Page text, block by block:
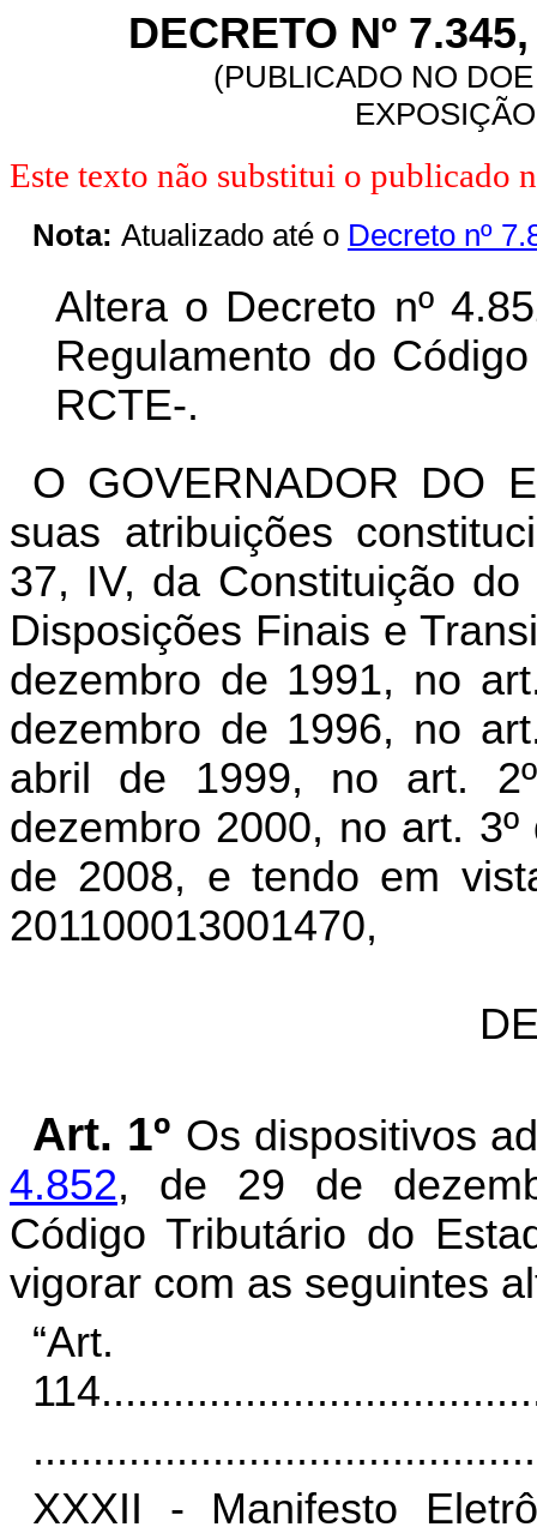
DECRETO Nº
(PUBLICADO NO
Este texto não substitui o publicado
Nota: Atualizado até o Decreto nº
Altera o Decreto nº
Regulamento do
RCTE-.
O GOVERNADOR DO
suas atribuições
37, IV, da Constituição
Disposições Finais e
dezembro de 1991, no
dezembro de 1996, no
abril de 1999, no art.
dezembro 2000, no art.
de 2008, e tendo em
201100013001470,
Art. 1º Os dispositivos
4.852, de 29 de
Código Tributário do
vigorar com as seguintes
“Art.
114
XXXII - Manifesto